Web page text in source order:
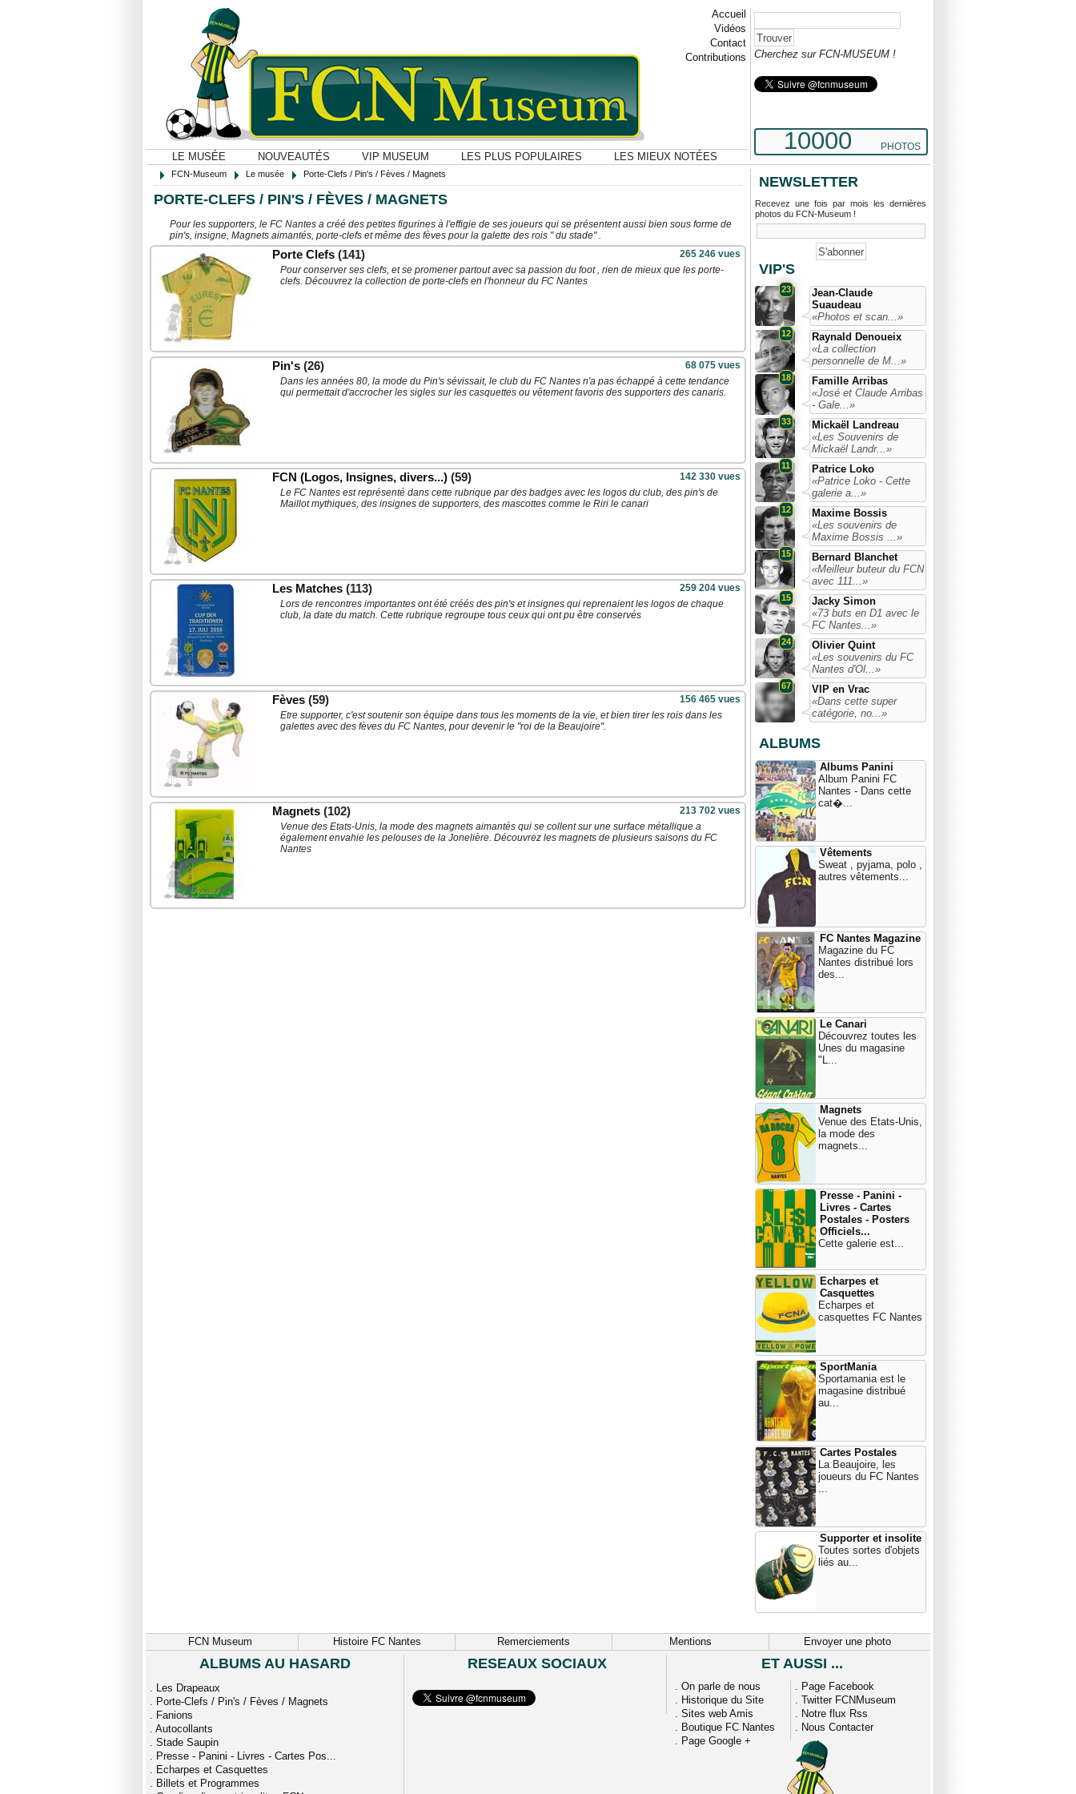
Accueil
Vidéos
Contact
Contributions
LE MUSÉE NOUVEAUTÉS VIP MUSEUM LES PLUS POPULAIRES LES MIEUX NOTÉES
Cherchez sur FCN-MUSEUM !
10000 PHOTOS
FCN-Museum Le musée Porte-Clefs / Pin's / Fèves / Magnets
PORTE-CLEFS / PIN'S / FÈVES / MAGNETS
Pour les supporters, le FC Nantes a créé des petites figurines à l'effigie de ses joueurs qui se présentent aussi bien sous forme de
pin's, insigne, Magnets aimantés, porte-clefs et même des fèves pour la galette des rois " du stade" .
Porte Clefs (141) 265 246 vues
Pour conserver ses clefs, et se promener partout avec sa passion du foot , rien de mieux que les porte-
clefs. Découvrez la collection de porte-clefs en l'honneur du FC Nantes
Pin's (26) 68 075 vues
Dans les années 80, la mode du Pin's sévissait, le club du FC Nantes n'a pas échappé à cette tendance
qui permettait d'accrocher les sigles sur les casquettes ou vêtement favoris des supporters des canaris.
FCN (Logos, Insignes, divers...) (59) 142 330 vues
Le FC Nantes est représenté dans cette rubrique par des badges avec les logos du club, des pin's de
Maillot mythiques, des insignes de supporters, des mascottes comme le Riri le canari
Les Matches (113) 259 204 vues
Lors de rencontres importantes ont été créés des pin's et insignes qui reprenaient les logos de chaque
club, la date du match. Cette rubrique regroupe tous ceux qui ont pu être conservés
Fèves (59) 156 465 vues
Etre supporter, c'est soutenir son équipe dans tous les moments de la vie, et bien tirer les rois dans les
galettes avec des fèves du FC Nantes, pour devenir le "roi de la Beaujoire".
Magnets (102) 213 702 vues
Venue des Etats-Unis, la mode des magnets aimantés qui se collent sur une surface métallique a
également envahie les pelouses de la Jonelière. Découvrez les magnets de plusieurs saisons du FC
Nantes
NEWSLETTER
Recevez une fois par mois les dernières
photos du FCN-Museum !
VIP'S
23
Jean-Claude
Suaudeau
«Photos et scan...»
12
Raynald Denoueix
«La collection
personnelle de M...»
18
Famille Arribas
«José et Claude Arribas
- Gale...»
33
Mickaël Landreau
«Les Souvenirs de
Mickaël Landr...»
11
Patrice Loko
«Patrice Loko - Cette
galerie a...»
12
Maxime Bossis
«Les souvenirs de
Maxime Bossis ...»
15
Bernard Blanchet
«Meilleur buteur du FCN
avec 111...»
15
Jacky Simon
«73 buts en D1 avec le
FC Nantes...»
24
Olivier Quint
«Les souvenirs du FC
Nantes d'Ol...»
67
VIP en Vrac
«Dans cette super
catégorie, no...»
ALBUMS
Albums Panini
Album Panini FC
Nantes - Dans cette
cat�...
Vêtements
Sweat , pyjama, polo ,
autres vêtements...
FC Nantes Magazine
Magazine du FC
Nantes distribué lors
des...
Le Canari
Découvrez toutes les
Unes du magasine
"L...
Magnets
Venue des Etats-Unis,
la mode des
magnets...
Presse - Panini -
Livres - Cartes
Postales - Posters
Officiels...
Cette galerie est...
Echarpes et
Casquettes
Echarpes et
casquettes FC Nantes
SportMania
Sportamania est le
magasine distribué
au...
Cartes Postales
La Beaujoire, les
joueurs du FC Nantes
...
Supporter et insolite
Toutes sortes d'objets
liés au...
FCN Museum Histoire FC Nantes Remerciements Mentions Envoyer une photo
ALBUMS AU HASARD
. Les Drapeaux
. Porte-Clefs / Pin's / Fèves / Magnets
. Fanions
. Autocollants
. Stade Saupin
. Presse - Panini - Livres - Cartes Pos...
. Echarpes et Casquettes
. Billets et Programmes
RESEAUX SOCIAUX ET AUSSI ...
. On parle de nous
. Historique du Site
. Sites web Amis
. Boutique FC Nantes
. Page Google +
. Page Facebook
. Twitter FCNMuseum
. Notre flux Rss
. Nous Contacter